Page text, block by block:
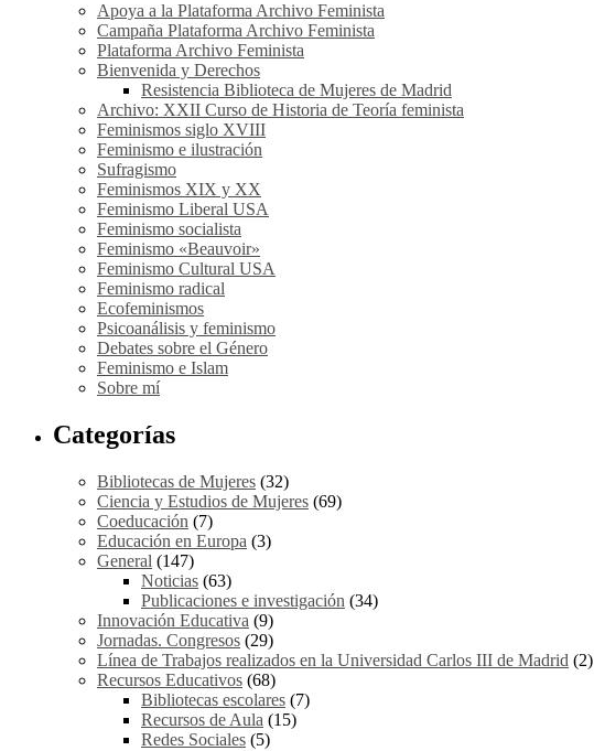
Apoya a la Plataforma Archivo Feminista
Campaña Plataforma Archivo Feminista
Plataforma Archivo Feminista
Bienvenida y Derechos
Resistencia Biblioteca de Mujeres de Madrid
Archivo: XXII Curso de Historia de Teoría feminista
Feminismos siglo XVIII
Feminismo e ilustración
Sufragismo
Feminismos XIX y XX
Feminismo Liberal USA
Feminismo socialista
Feminismo «Beauvoir»
Feminismo Cultural USA
Feminismo radical
Ecofeminismos
Psicoanálisis y feminismo
Debates sobre el Género
Feminismo e Islam
Sobre mí
Categorías
Bibliotecas de Mujeres (32)
Ciencia y Estudios de Mujeres (69)
Coeducación (7)
Educación en Europa (3)
General (147)
Noticias (63)
Publicaciones e investigación (34)
Innovación Educativa (9)
Jornadas. Congresos (29)
Línea de Trabajos realizados en la Universidad Carlos III de Madrid (2)
Recursos Educativos (68)
Bibliotecas escolares (7)
Recursos de Aula (15)
Redes Sociales (5)